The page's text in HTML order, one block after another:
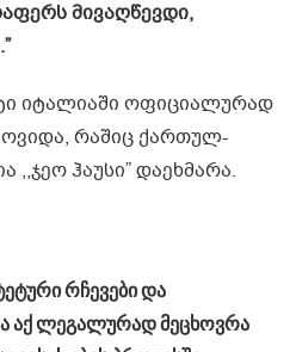
მივაღწევდი,
იტალიაში ოფიციალურად
რაშიც ქართულ-
,,ჯეო ჰაუსი” დაეხმარა.
რჩევები და
აქ ლეგალურად მეცხოვრა